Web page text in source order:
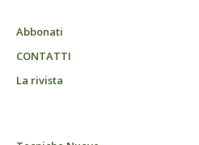
Abbonati
CONTATTI
La rivista